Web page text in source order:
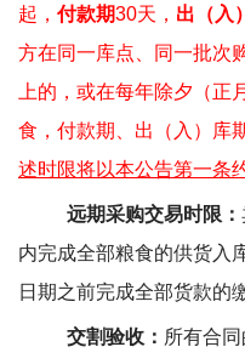
起， 付款期30天， 出（入
方在同一库点、同一批次
上的，或在每年除夕（正
食，付款期、出（入）库
述时限将以本公告第一条
远期采购交易时限：
内完成全部粮食的供货入
日期之前完成全部货款的
交割验收： 所有合